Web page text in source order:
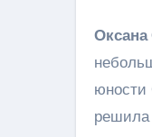
юности
решила